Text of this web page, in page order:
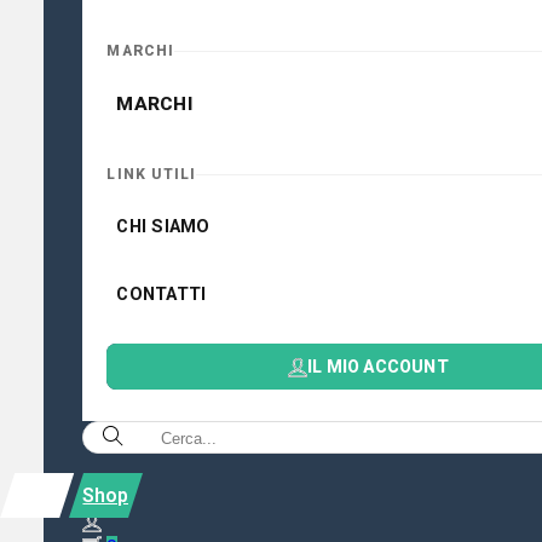
MARCHI
MARCHI
LINK UTILI
CHI SIAMO
CONTATTI
IL MIO ACCOUNT
Shop